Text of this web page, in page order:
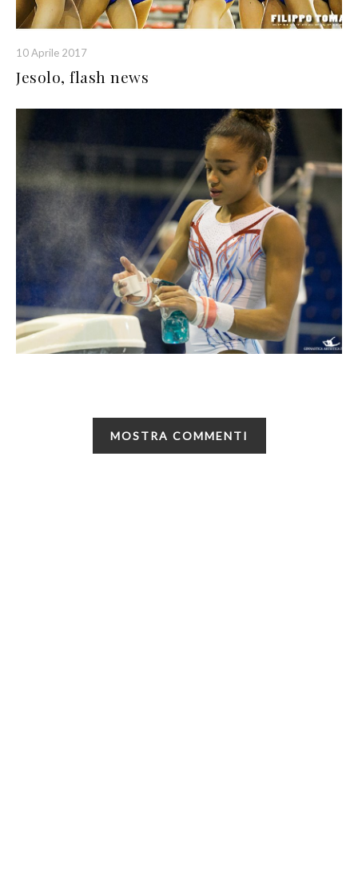
10 Aprile 2017
Jesolo, flash news
MOSTRA COMMENTI